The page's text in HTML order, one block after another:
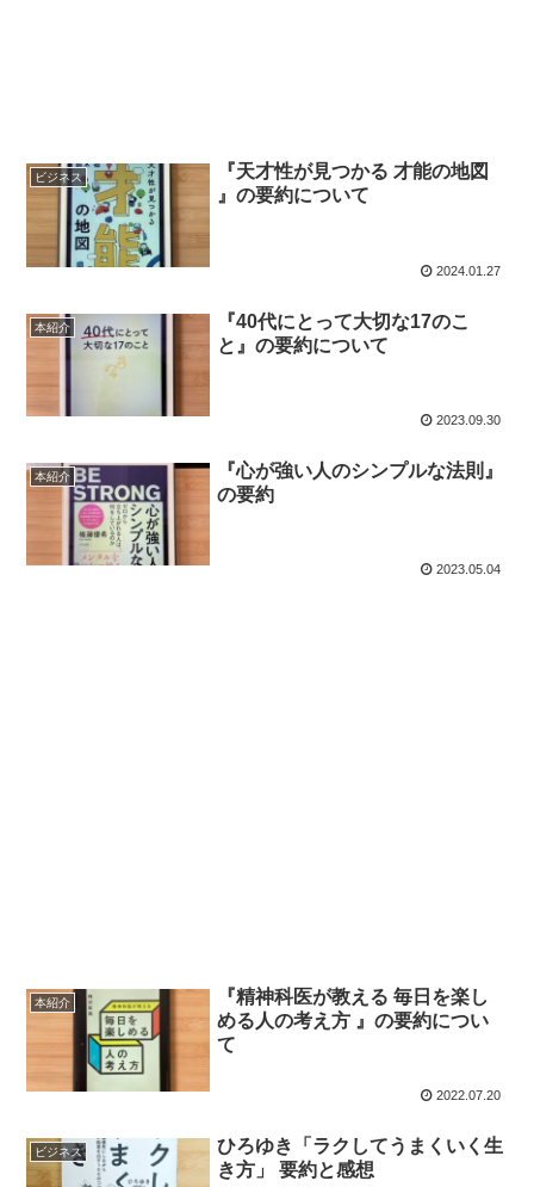
ビジネス
『天才性が見つかる 才能の地図
』の要約について
2024.01.27
本紹介
『40代にとって大切な17のこ
と』の要約について
2023.09.30
本紹介
『心が強い人のシンプルな法則』
の要約
2023.05.04
本紹介
『精神科医が教える 毎日を楽し
める人の考え方 』の要約につい
て
2022.07.20
ビジネス
ひろゆき「ラクしてうまくいく生
き方」 要約と感想